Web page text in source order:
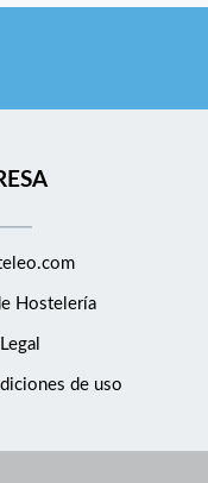
Hostelería
de uso